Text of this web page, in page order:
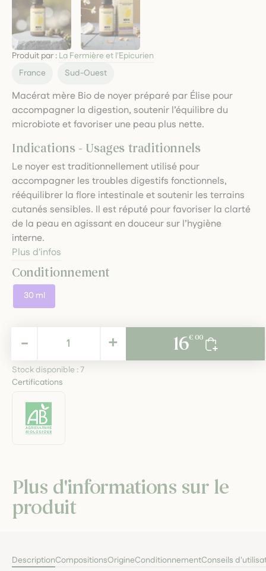
Produit par : La Fermière et l'Epicurien
France
Sud-Ouest
Macérat mère Bio de noyer préparé par Élise pour
accompagner la digestion, soutenir l’équilibre du
microbiote et favoriser une peau plus nette.
Indications - Usages traditionnels
Le noyer est traditionnellement utilisé pour
accompagner les troubles digestifs fonctionnels,
rééquilibrer la flore intestinale et soutenir les terrains
cutanés sensibles. Il est réputé pour favoriser la clarté
de la peau en agissant en douceur sur l’hygiène
interne.
Plus d'infos
Conditionnement
30 ml
16,00 € TTC+
- 16€ 00
Stock disponible :7
Certifications
Plus d'informations sur le
produit
DescriptionCompositionsOrigineConditionnementConseils